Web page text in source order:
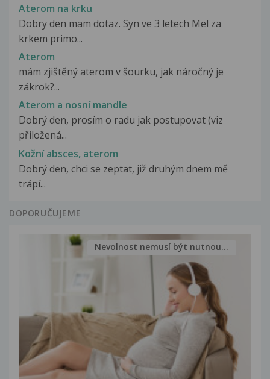
Aterom na krku
Dobry den mam dotaz. Syn ve 3 letech Mel za
krkem primo...
Aterom
mám zjištěný aterom v šourku, jak náročný je
zákrok?...
Aterom a nosní mandle
Dobrý den, prosím o radu jak postupovat (viz
přiložená...
Kožní absces, aterom
Dobrý den, chci se zeptat, již druhým dnem mě
trápí...
DOPORUČUJEME
Nevolnost nemusí být nutnou...